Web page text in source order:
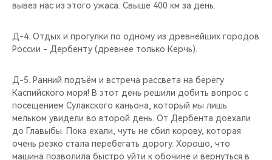
вывез нас из этого ужаса. Свыше 400 км за день.
Д-4. Отдых и прогулки по одному из древнейших городов
России - Дербенту (древнее только Керчь).
Д-5. Ранний подъём и встреча рассвета на берегу
Каспийского моря! В этот день решили добить вопрос с
посещением Сулакского каньона, который мы лишь
мельком увидели во второй день. От Дербента доехали
до Главыбы. Пока ехали, чуть не сбил корову, которая
очень резко стала перебегать дорогу. Хорошо, что
машина позволила быстро уйти к обочине и вернуться в